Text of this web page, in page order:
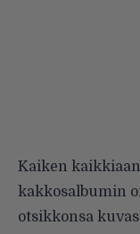
Kaiken
kakkosalbumin
otsikkonsa